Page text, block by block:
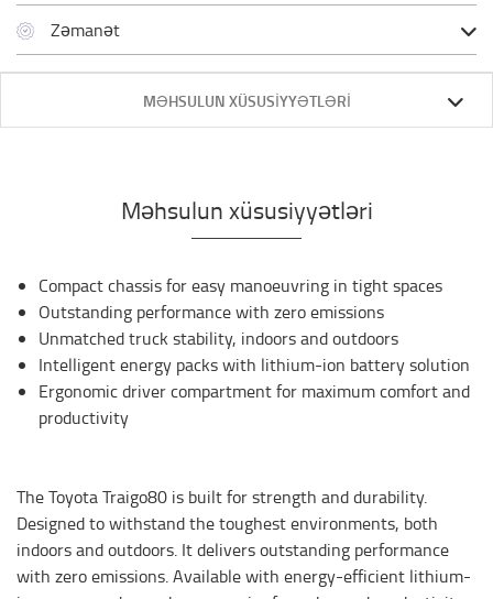
Zəmanət
MƏHSULUN XÜSUSIYYƏTLƏRI
Məhsulun xüsusiyyətləri
Compact chassis for easy manoeuvring in tight spaces
Outstanding performance with zero emissions
Unmatched truck stability, indoors and outdoors
Intelligent energy packs with lithium-ion battery solution
Ergonomic driver compartment for maximum comfort and
productivity
The Toyota Traigo80 is built for strength and durability.
Designed to withstand the toughest environments, both
indoors and outdoors. It delivers outstanding performance
with zero emissions. Available with energy-efficient lithium-